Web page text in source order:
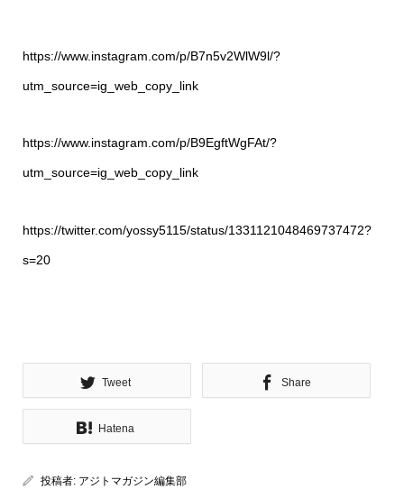
https://www.instagram.com/p/B7n5v2WlW9l/?
utm_source=ig_web_copy_link
https://www.instagram.com/p/B9EgftWgFAt/?
utm_source=ig_web_copy_link
https://twitter.com/yossy5115/status/1331121048469737472?
s=20
Tweet Share
Hatena
投稿者: アジトマガジン編集部